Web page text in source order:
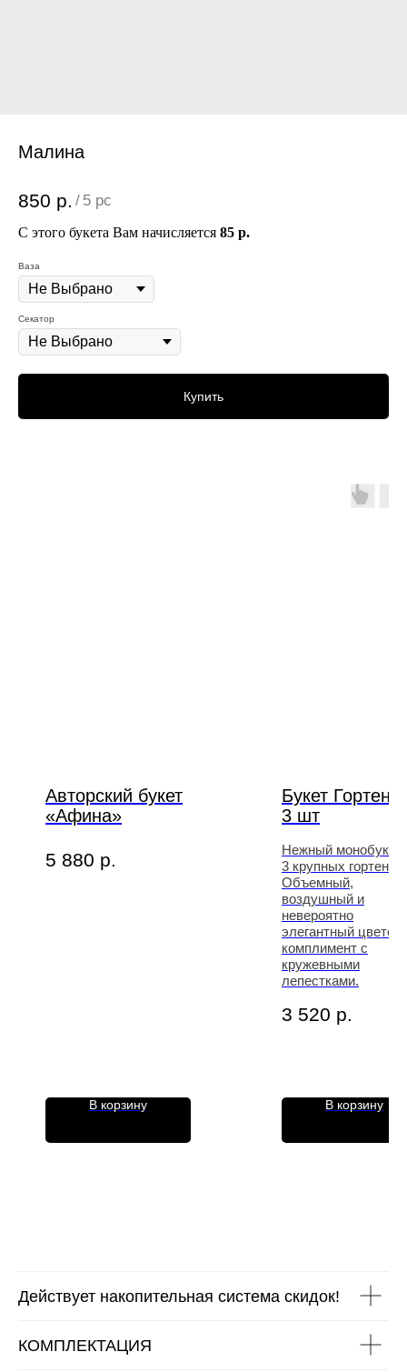
Малина
850 р. / 5 pc
С этого букета Вам начисляется 85 р.
Ваза
Секатор
Купить
Авторский букет
«Афина»
5 880 р.
В корзину
Букет
3 шт
Нежный монобукет
3 крупных
Объемный,
воздушный и
невероятно
элегантный
комплимент с
кружевными
лепестками.
3 520 р.
В корзину
Действует накопительная система скидок!
КОМПЛЕКТАЦИЯ